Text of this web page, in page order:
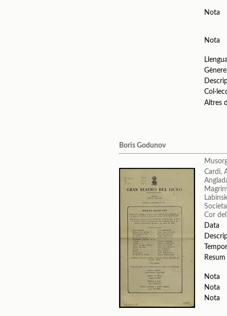
Nota
Nota
Gènere
Altres
Boris Godunov
Cardi,
Cor
Data
Resum
Nota
Nota
Nota